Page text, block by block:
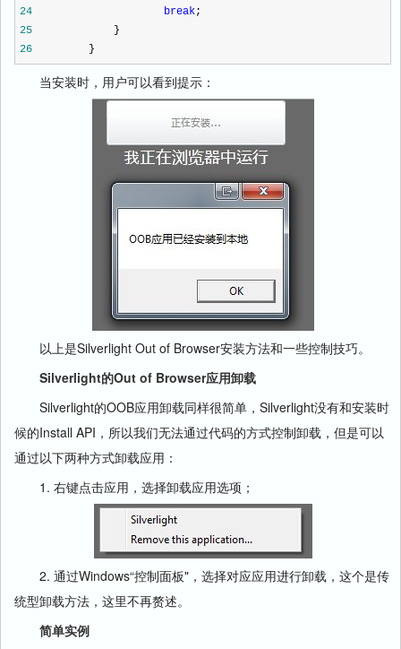
24
break;
25
}
26
}
当安装时，用户可以看到提示：
以上是Silverlight Out of Browser安装方法和一些控制技巧。
Silverlight的Out of Browser应用卸载
Silverlight的OOB应用卸载同样很简单，Silverlight没有和安装时
候的Install API，所以我们无法通过代码的方式控制卸载，但是可以
通过以下两种方式卸载应用：
1. 右键点击应用，选择卸载应用选项；
2. 通过Windows“控制面板"，选择对应应用进行卸载，这个是传
统型卸载方法，这里不再赘述。
简单实例